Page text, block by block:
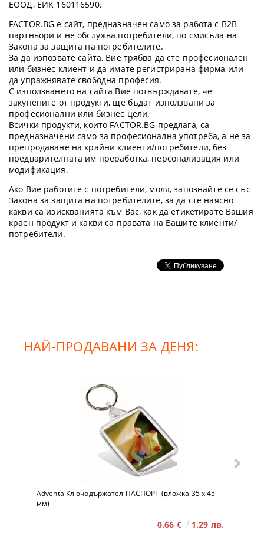
ЕООД, ЕИК 160116590.
FACTOR.BG е сайт, предназначен само за работа с B2B
партньори и не обслужва потребители, по смисъла на
Закона за защита на потребителите.
За да изпозвате сайта, Вие трябва да сте професионален
или бизнес клиент и да имате регистрирана фирма или
да упражнявате свободна професия.
С използването на сайта Вие потвърждавате, че
закупените от продукти, ще бъдат използвани за
професионални или бизнес цели.
Всички продукти, които FACTOR.BG предлага, са
предназначени само за професионална употреба, а не за
препродаване на крайни клиенти/потребители, без
предварителната им преработка, персонализация или
модификация.
Ако Вие работите с потребители, моля, запознайте се със
Закона за защита на потребителите, за да сте наясно
какви са изискванията към Вас, как да етикетирате Вашия
краен продукт и какви са правата на Вашите клиенти/
потребители.
НАЙ-ПРОДАВАНИ ЗА ДЕНЯ:
Adventa Ключодържател ПАСПОРТ (вложка 35 x 45
мм)
0.66 € 1.29 лв.